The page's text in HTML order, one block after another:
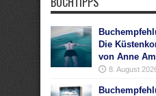
Die
von Anne
8. August